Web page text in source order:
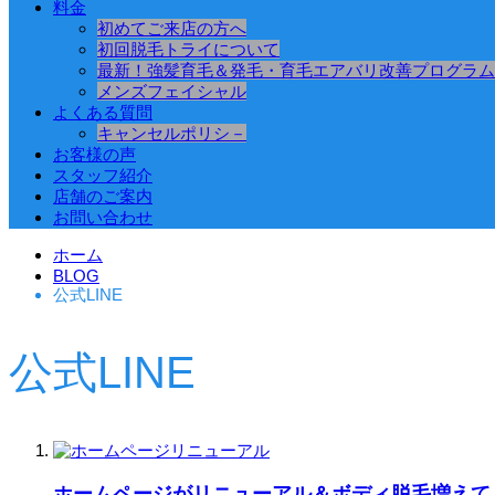
料金
初めてご来店の方へ
初回脱毛トライについて
最新！強髪育毛＆発毛・育毛エアバリ改善プログラム
メンズフェイシャル
よくある質問
キャンセルポリシ－
お客様の声
スタッフ紹介
店舗のご案内
お問い合わせ
ホーム
BLOG
公式LINE
公式LINE